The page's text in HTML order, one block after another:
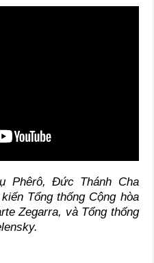
Phêrô, Đức Thánh Cha
Tổng thống Cộng hòa
Zegarra, và Tổng thống